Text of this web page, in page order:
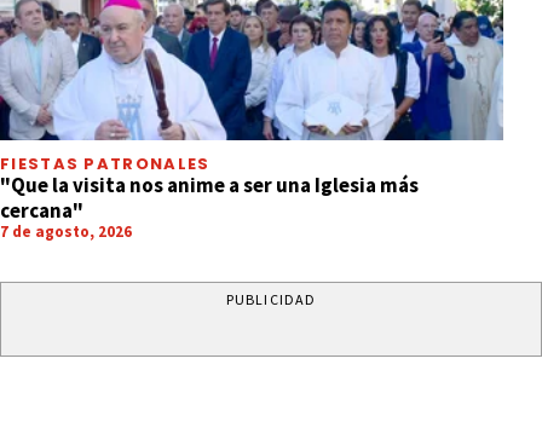
FIESTAS PATRONALES
"Que la visita nos anime a ser una Iglesia más
cercana"
7 de agosto, 2026
PUBLICIDAD